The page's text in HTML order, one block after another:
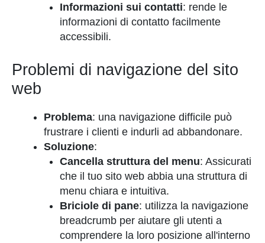
Informazioni sui contatti: rende le
informazioni di contatto facilmente
accessibili.
Problemi di navigazione del sito
web
Problema: una navigazione difficile può
frustrare i clienti e indurli ad abbandonare.
Soluzione:
Cancella struttura del menu: Assicurati
che il tuo sito web abbia una struttura di
menu chiara e intuitiva.
Briciole di pane: utilizza la navigazione
breadcrumb per aiutare gli utenti a
comprendere la loro posizione all'interno